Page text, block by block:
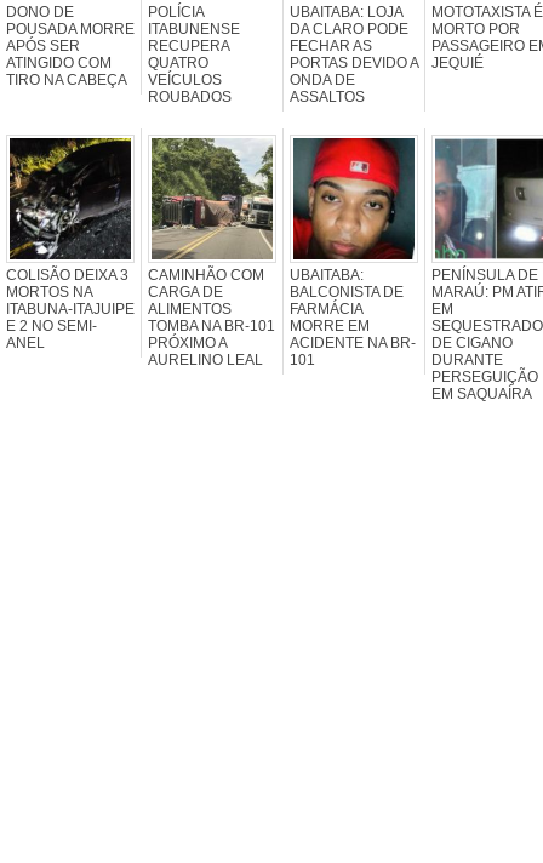
DONO DE
POUSADA MORRE
APÓS SER
ATINGIDO COM
TIRO NA CABEÇA
POLÍCIA
ITABUNENSE
RECUPERA
QUATRO
VEÍCULOS
ROUBADOS
UBAITABA: LOJA
DA CLARO PODE
FECHAR AS
PORTAS DEVIDO A
ONDA DE
ASSALTOS
MOTOTAXISTA É
MORTO POR
PASSAGEIRO
JEQUIÉ
COLISÃO DEIXA 3
MORTOS NA
ITABUNA-ITAJUIPE
E 2 NO SEMI-
ANEL
CAMINHÃO COM
CARGA DE
ALIMENTOS
TOMBA NA BR-101
PRÓXIMO A
AURELINO LEAL
UBAITABA:
BALCONISTA DE
FARMÁCIA
MORRE EM
ACIDENTE NA BR-
101
PENÍNSULA DE
MARAÚ: PM
EM
DE CIGANO
DURANTE
PERSEGUIÇÃO
EM SAQUAÍRA